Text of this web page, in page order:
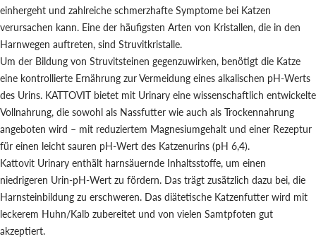
einhergeht und zahlreiche schmerzhafte Symptome bei Katzen
verursachen kann. Eine der häufigsten Arten von Kristallen, die in den
Harnwegen auftreten, sind Struvitkristalle.
Um der Bildung von Struvitsteinen gegenzuwirken, benötigt die Katze
eine kontrollierte Ernährung zur Vermeidung eines alkalischen pH-Werts
des Urins. KATTOVIT bietet mit Urinary eine wissenschaftlich entwickelte
Vollnahrung, die sowohl als Nassfutter wie auch als Trockennahrung
angeboten wird – mit reduziertem Magnesiumgehalt und einer Rezeptur
für einen leicht sauren pH-Wert des Katzenurins (pH 6,4).
Kattovit Urinary enthält harnsäuernde Inhaltsstoffe, um einen
niedrigeren Urin-pH-Wert zu fördern. Das trägt zusätzlich dazu bei, die
Harnsteinbildung zu erschweren. Das diätetische Katzenfutter wird mit
leckerem Huhn/Kalb zubereitet und von vielen Samtpfoten gut
akzeptiert.